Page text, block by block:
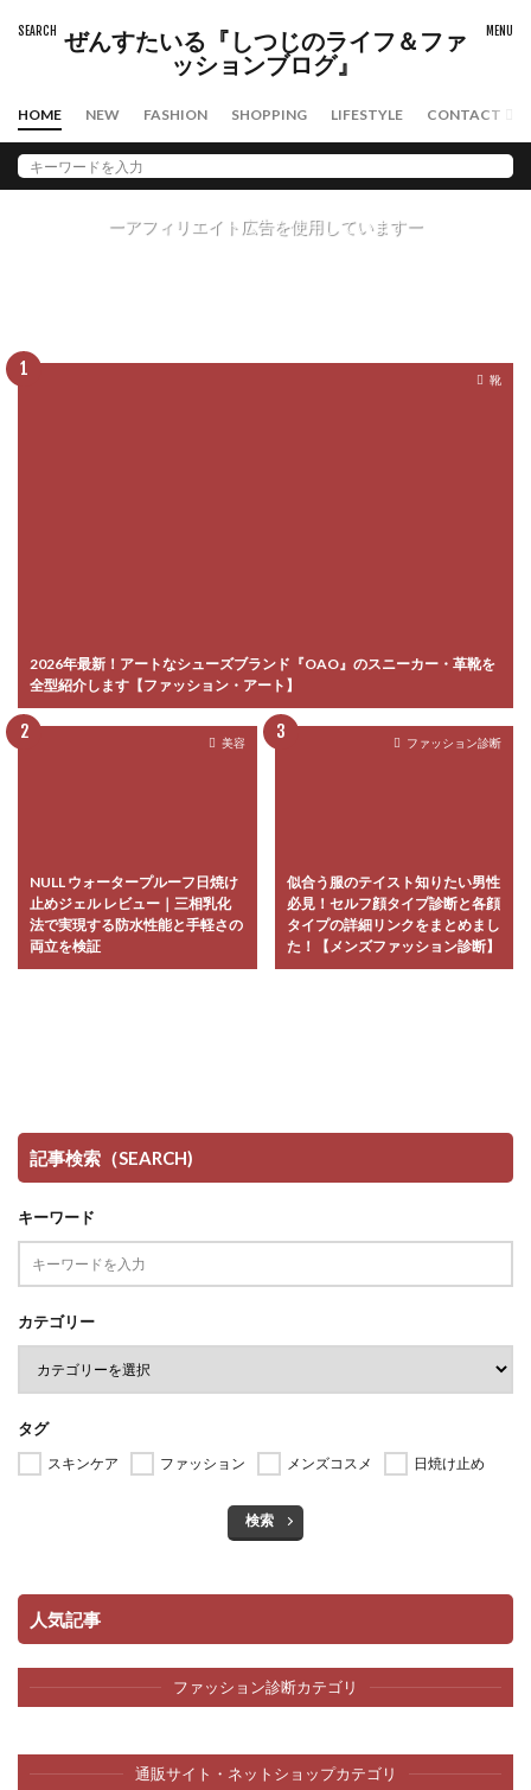
ぜんすたいる『しつじのライフ＆ファ
ッションブログ』
HOME NEW FASHION SHOPPING LIFESTYLE CONTACT
ーアフィリエイト広告を使用していますー
靴
2026年最新！アートなシューズブランド『OAO』のスニーカー・革靴を
全型紹介します【ファッション・アート】
美容
NULL ウォータープルーフ日焼け
止めジェル レビュー｜三相乳化
法で実現する防水性能と手軽さの
両立を検証
ファッション診断
似合う服のテイスト知りたい男性
必見！セルフ顔タイプ診断と各顔
タイプの詳細リンクをまとめまし
た！【メンズファッション診断】
記事検索（SEARCH)
キーワード
カテゴリー
タグ
スキンケア ファッション メンズコスメ 日焼け止め
検索
人気記事
ファッション診断カテゴリ
通販サイト・ネットショップカテゴリ
スキンケア ファッション
メンズコスメ
検索